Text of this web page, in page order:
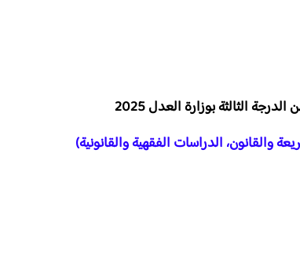
الثالثة بوزارة العدل 2025
والقانون، الدراسات الفقهية والقانونية)